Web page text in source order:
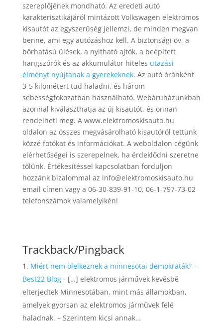
szereplőjének mondható. Az eredeti autó
karakterisztikájáról mintázott Volkswagen elektromos
kisautót az egyszerűség jellemzi, de minden megvan
benne, ami egy autózáshoz kell. A biztonsági öv, a
bőrhatású ülések, a nyitható ajtók, a beépített
hangszórók és az akkumulátor hiteles utazási
élményt nyújtanak a gyerekeknek. Az autó óránként
3-5 kilométert tud haladni, és három
sebességfokozatban használható. Webáruházunkban
azonnal kiválaszthatja az új kisautót, és onnan
rendelheti meg. A www.elektromoskisauto.hu
oldalon az összes megvásárolható kisautóról tettünk
közzé fotókat és információkat. A weboldalon cégünk
elérhetőségei is szerepelnek, ha érdeklődni szeretne
tőlünk. Értékesítéssel kapcsolatban forduljon
hozzánk bizalommal az info@elektromoskisauto.hu
email címen vagy a 06-30-839-91-10, 06-1-797-73-02
telefonszámok valamelyikén!
Trackback/Pingback
Miért nem ölelkeznek a minnesotai demokraták? -
Best22 Blog- […] elektromos járművek kevésbé
elterjedtek Minnesotában, mint más államokban,
amelyek gyorsan az elektromos járművek felé
haladnak. – Szerintem kicsi annak…